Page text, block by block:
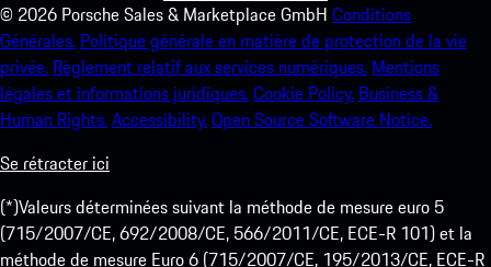
© 2026 Porsche Sales & Marketplace GmbH Conditions
Générales. Politique générale en matière de protection de la vie
privée. Règlement relatif aux services numériques. Mentions
légales et informations juridiques.Cookie Policy. Business &
Human Rights.Accessibility.Open Source Software Notice.
Se rétracter ici
(*)Valeurs déterminées suivant la méthode de mesure euro 5
(715/2007/CE, 692/2008/CE, 566/2011/CE, ECE-R 101) et la
méthode de mesure Euro 6 (715/2007/CE, 195/2013/CE, ECE-R